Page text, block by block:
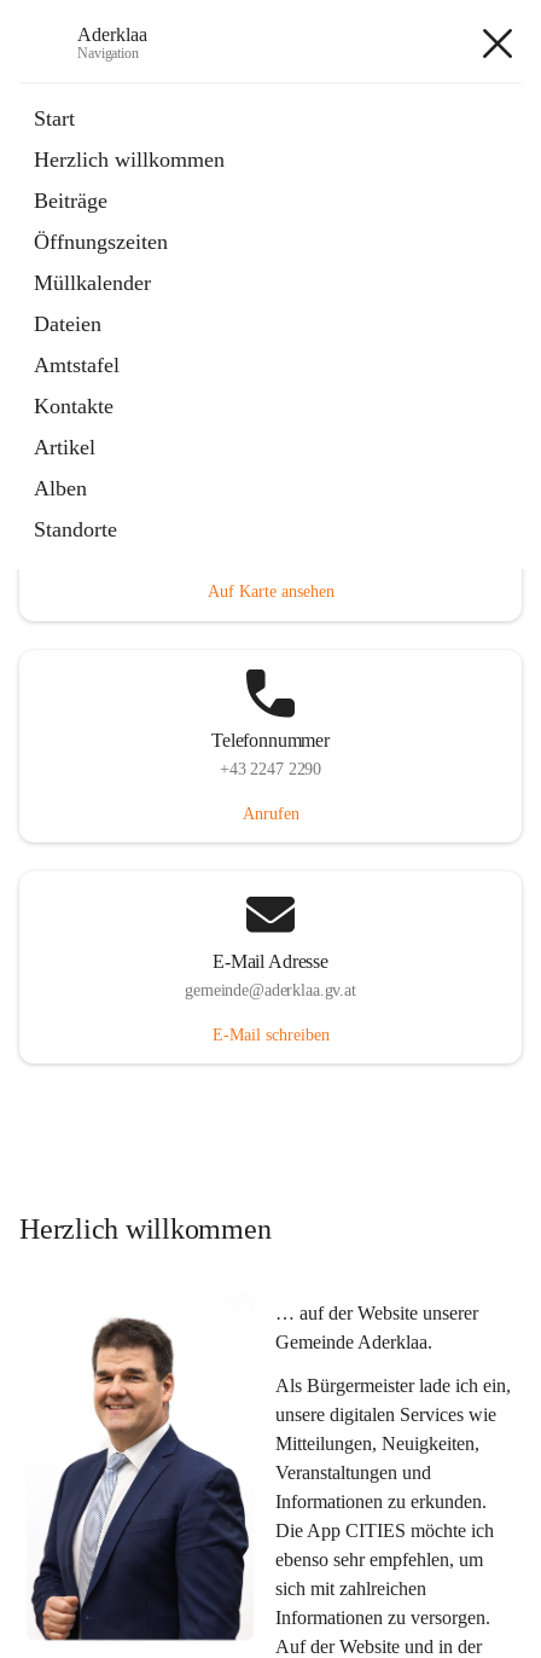
Aderklaa
Navigation
Start
Herzlich willkommen
Beiträge
Öffnungszeiten
Müllkalender
Dateien
Amtstafel
Kontakte
Artikel
Alben
Standorte
6 Schnellzugriffe
Gemeinde
3 Schnellzugriffe
Auf Karte ansehen
Telefonnummer
+43 2247 2290
Anrufen
E-Mail Adresse
gemeinde@aderklaa.gv.at
E-Mail schreiben
Herzlich willkommen
… auf der Website unserer
Gemeinde Aderklaa.
Als Bürgermeister lade ich ein,
unsere digitalen Services wie
Mitteilungen, Neuigkeiten,
Veranstaltungen und
Informationen zu erkunden.
Die App CITIES möchte ich
ebenso sehr empfehlen, um
sich mit zahlreichen
Informationen zu versorgen.
Auf der Website und in der